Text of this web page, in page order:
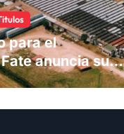
para el
anuncia su
y despide a